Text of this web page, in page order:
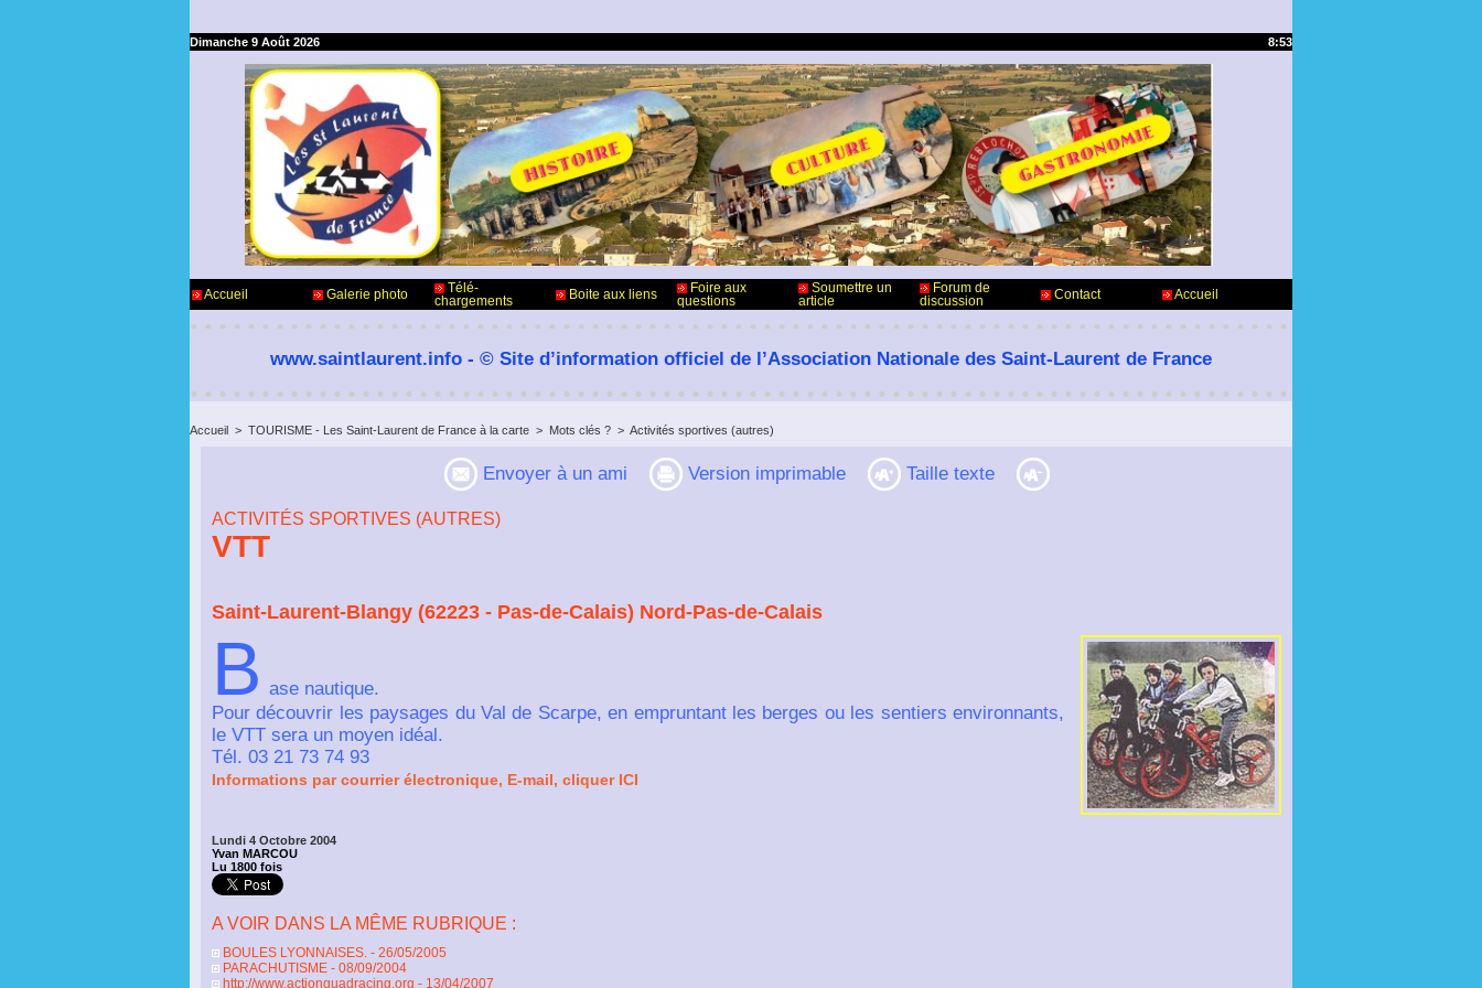
Dimanche 9 Août 2026 8:53
Accueil Galerie photo
Télé-
chargements
Boite aux liens
Foire aux
questions
Soumettre un
article
Forum de
discussion
Contact Accueil
www.saintlaurent.info - © Site d’information officiel de l’Association Nationale des Saint-Laurent de France
Accueil > TOURISME - Les Saint-Laurent de France à la carte > Mots clés ? > Activités sportives (autres)
Envoyer à un ami Version imprimable Taille texte
ACTIVITÉS SPORTIVES (AUTRES)
VTT
Saint-Laurent-Blangy (62223 - Pas-de-Calais) Nord-Pas-de-Calais
B ase nautique.
Pour découvrir les paysages du Val de Scarpe, en empruntant les berges ou les sentiers environnants,
le VTT sera un moyen idéal.
Tél. 03 21 73 74 93
Informations par courrier électronique, E-mail, cliquer ICI
Lundi 4 Octobre 2004
Yvan MARCOU
Lu 1800 fois
A VOIR DANS LA MÊME RUBRIQUE :
BOULES LYONNAISES. - 26/05/2005
PARACHUTISME - 08/09/2004
http://www.actionquadracing.org - 13/04/2007